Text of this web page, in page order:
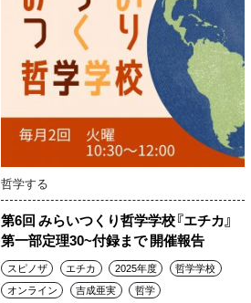
哲学する
第6回 みらいつくり哲学学校『エチカ』
第一部定理30~付録まで 開催報告
スピノザ エチカ 2025年度
哲学学校
オンライン
吉成亜実 哲学